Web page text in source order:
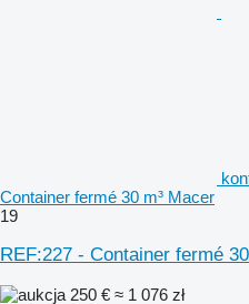
Container fermé 30 m³ Macer
19
REF:227 - Container fermé
250 € ≈ 1 076 zł